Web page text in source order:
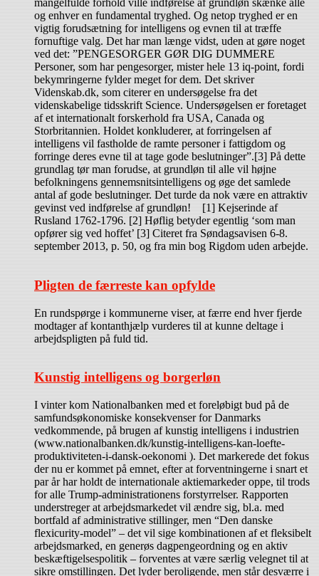
mangelfulde forhold ville indførelse af grundløn skænke alle
og enhver en fundamental tryghed. Og netop tryghed er en
vigtig forudsætning for intelligens og evnen til at træffe
fornuftige valg. Det har man længe vidst, uden at gøre noget
ved det: ”PENGESORGER GØR DIG DUMMERE
Personer, som har pengesorger, mister hele 13 iq-point, fordi
bekymringerne fylder meget for dem. Det skriver
Videnskab.dk, som citerer en undersøgelse fra det
videnskabelige tidsskrift Science. Undersøgelsen er foretaget
af et internationalt forskerhold fra USA, Canada og
Storbritannien. Holdet konkluderer, at forringelsen af
intelligens vil fastholde de ramte personer i fattigdom og
forringe deres evne til at tage gode beslutninger”.[3] På dette
grundlag tør man forudse, at grundløn til alle vil højne
befolkningens gennemsnitsintelligens og øge det samlede
antal af gode beslutninger. Det turde da nok være en attraktiv
gevinst ved indførelse af grundløn! [1] Kejserinde af
Rusland 1762-1796. [2] Høflig betyder egentlig ‘som man
opfører sig ved hoffet’ [3] Citeret fra Søndagsavisen 6-8.
september 2013, p. 50, og fra min bog Rigdom uden arbejde.
Pligten de færreste kan opfylde
En rundspørge i kommunerne viser, at færre end hver fjerde
modtager af kontanthjælp vurderes til at kunne deltage i
arbejdspligten på fuld tid.
Kunstig intelligens og borgerløn
I vinter kom Nationalbanken med et foreløbigt bud på de
samfundsøkonomiske konsekvenser for Danmarks
vedkommende, på brugen af kunstig intelligens i industrien
(www.nationalbanken.dk/kunstig-intelligens-kan-loefte-
produktiviteten-i-dansk-oekonomi ). Det markerede det fokus
der nu er kommet på emnet, efter at forventningerne i snart et
par år har holdt de internationale aktiemarkeder oppe, til trods
for alle Trump-administrationens forstyrrelser. Rapporten
understreger at arbejdsmarkedet vil ændre sig, bl.a. med
bortfald af administrative stillinger, men “Den danske
flexicurity-model” – det vil sige kombinationen af et fleksibelt
arbejdsmarked, en generøs dagpengeordning og en aktiv
beskæftigelsespolitik – forventes at være særlig velegnet til at
sikre omstillingen. Det lyder beroligende, men står desværre i